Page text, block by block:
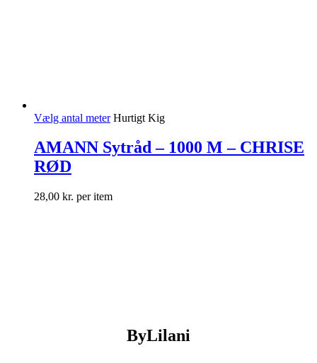
Vælg antal meter Hurtigt Kig
AMANN Sytråd – 1000 M – CHRISE
RØD
28,00 kr. per item
ByLilani